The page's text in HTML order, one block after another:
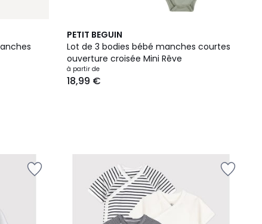
PETIT BEGUIN
Lot de 3 bodies bébé manches courtes
ouverture croisée Mini Rêve
à partir de
18,99 €